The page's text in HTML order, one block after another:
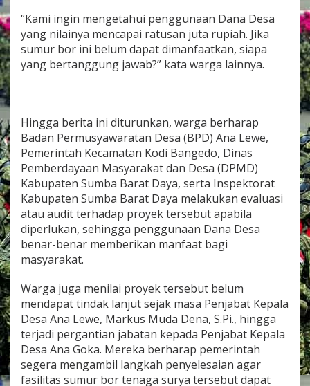
“Kami ingin mengetahui penggunaan Dana Desa
yang nilainya mencapai ratusan juta rupiah. Jika
sumur bor ini belum dapat dimanfaatkan, siapa
yang bertanggung jawab?” kata warga lainnya.
Hingga berita ini diturunkan, warga berharap
Badan Permusyawaratan Desa (BPD) Ana Lewe,
Pemerintah Kecamatan Kodi Bangedo, Dinas
Pemberdayaan Masyarakat dan Desa (DPMD)
Kabupaten Sumba Barat Daya, serta Inspektorat
Kabupaten Sumba Barat Daya melakukan evaluasi
atau audit terhadap proyek tersebut apabila
diperlukan, sehingga penggunaan Dana Desa
benar-benar memberikan manfaat bagi
masyarakat.
Warga juga menilai proyek tersebut belum
mendapat tindak lanjut sejak masa Penjabat Kepala
Desa Ana Lewe, Markus Muda Dena, S.Pi., hingga
terjadi pergantian jabatan kepada Penjabat Kepala
Desa Ana Goka. Mereka berharap pemerintah
segera mengambil langkah penyelesaian agar
fasilitas sumur bor tenaga surya tersebut dapat